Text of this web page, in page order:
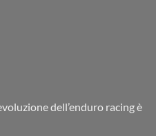
dell’enduro racing è